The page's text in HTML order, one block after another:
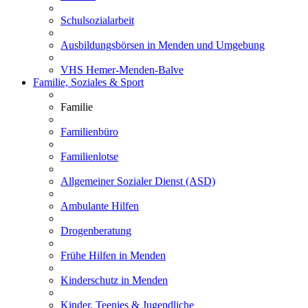
Schulsozialarbeit
Ausbildungsbörsen in Menden und Umgebung
VHS Hemer-Menden-Balve
Familie, Soziales & Sport
Familie
Familienbüro
Familienlotse
Allgemeiner Sozialer Dienst (ASD)
Ambulante Hilfen
Drogenberatung
Frühe Hilfen in Menden
Kinderschutz in Menden
Kinder, Teenies & Jugendliche